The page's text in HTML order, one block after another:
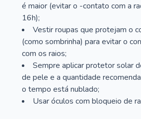
é maior (evitar o -contato com a
16h);
Vestir roupas que protejam o
(como sombrinha) para evitar o
com os raios;
Sempre aplicar protetor solar
de pele e a quantidade
o tempo está nublado;
Usar óculos com bloqueio de